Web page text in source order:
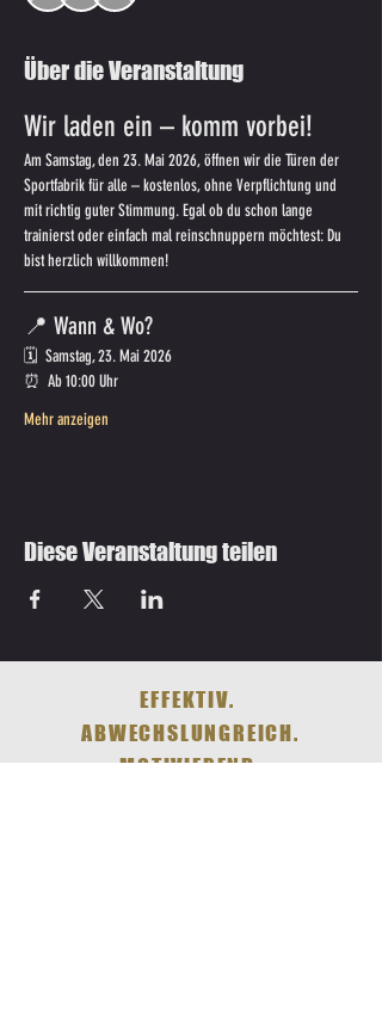
Über die Veranstaltung
Wir laden ein – komm vorbei!
Am Samstag, den 23. Mai 2026, öffnen wir die Türen der
Sportfabrik für alle – kostenlos, ohne Verpflichtung und
mit richtig guter Stimmung. Egal ob du schon lange
trainierst oder einfach mal reinschnuppern möchtest: Du
bist herzlich willkommen!
📍 Wann & Wo?
🗓️  Samstag, 23. Mai 2026
⏰  Ab 10:00 Uhr
Mehr anzeigen
Diese Veranstaltung teilen
EFFEKTIV.
ABWECHSLUNGREICH.
MOTIVIEREND.